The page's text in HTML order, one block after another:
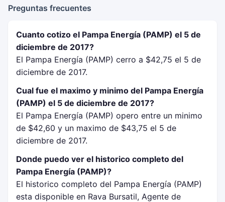
Preguntas frecuentes
Cuanto cotizo el Pampa Energía (PAMP) el 5 de
diciembre de 2017?
El Pampa Energía (PAMP) cerro a $42,75 el 5 de
diciembre de 2017.
Cual fue el maximo y minimo del Pampa Energía
(PAMP) el 5 de diciembre de 2017?
El Pampa Energía (PAMP) opero entre un minimo
de $42,60 y un maximo de $43,75 el 5 de
diciembre de 2017.
Donde puedo ver el historico completo del
Pampa Energía (PAMP)?
El historico completo del Pampa Energía (PAMP)
esta disponible en Rava Bursatil, Agente de